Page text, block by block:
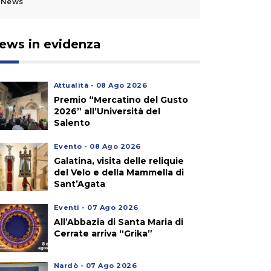
in evidenza
Attualità - 08 Ago 2026
Premio “Mercatino del Gusto
2026” all’Università del
Salento
Evento - 08 Ago 2026
Galatina, visita delle reliquie
del Velo e della Mammella di
Sant’Agata
Eventi - 07 Ago 2026
All’Abbazia di Santa Maria di
Cerrate arriva “Grika”
Nardò - 07 Ago 2026